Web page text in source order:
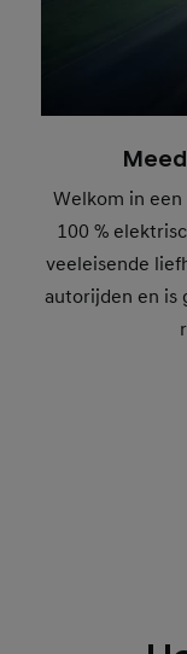
Welkom in
100 %
veeleisende
autorijden en is